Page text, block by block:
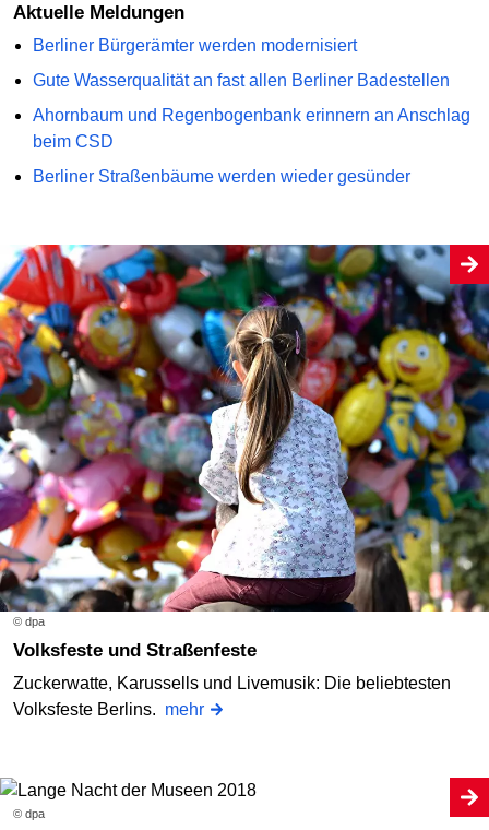
Aktuelle Meldungen
Berliner Bürgerämter werden modernisiert
Gute Wasserqualität an fast allen Berliner Badestellen
Ahornbaum und Regenbogenbank erinnern an Anschlag
beim CSD
Berliner Straßenbäume werden wieder gesünder
© dpa
Volksfeste und Straßenfeste
Zuckerwatte, Karussells und Livemusik: Die beliebtesten
Volksfeste Berlins. mehr
© dpa